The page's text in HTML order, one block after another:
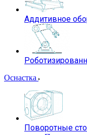
Аддитивное
Оснастка
Поворотные